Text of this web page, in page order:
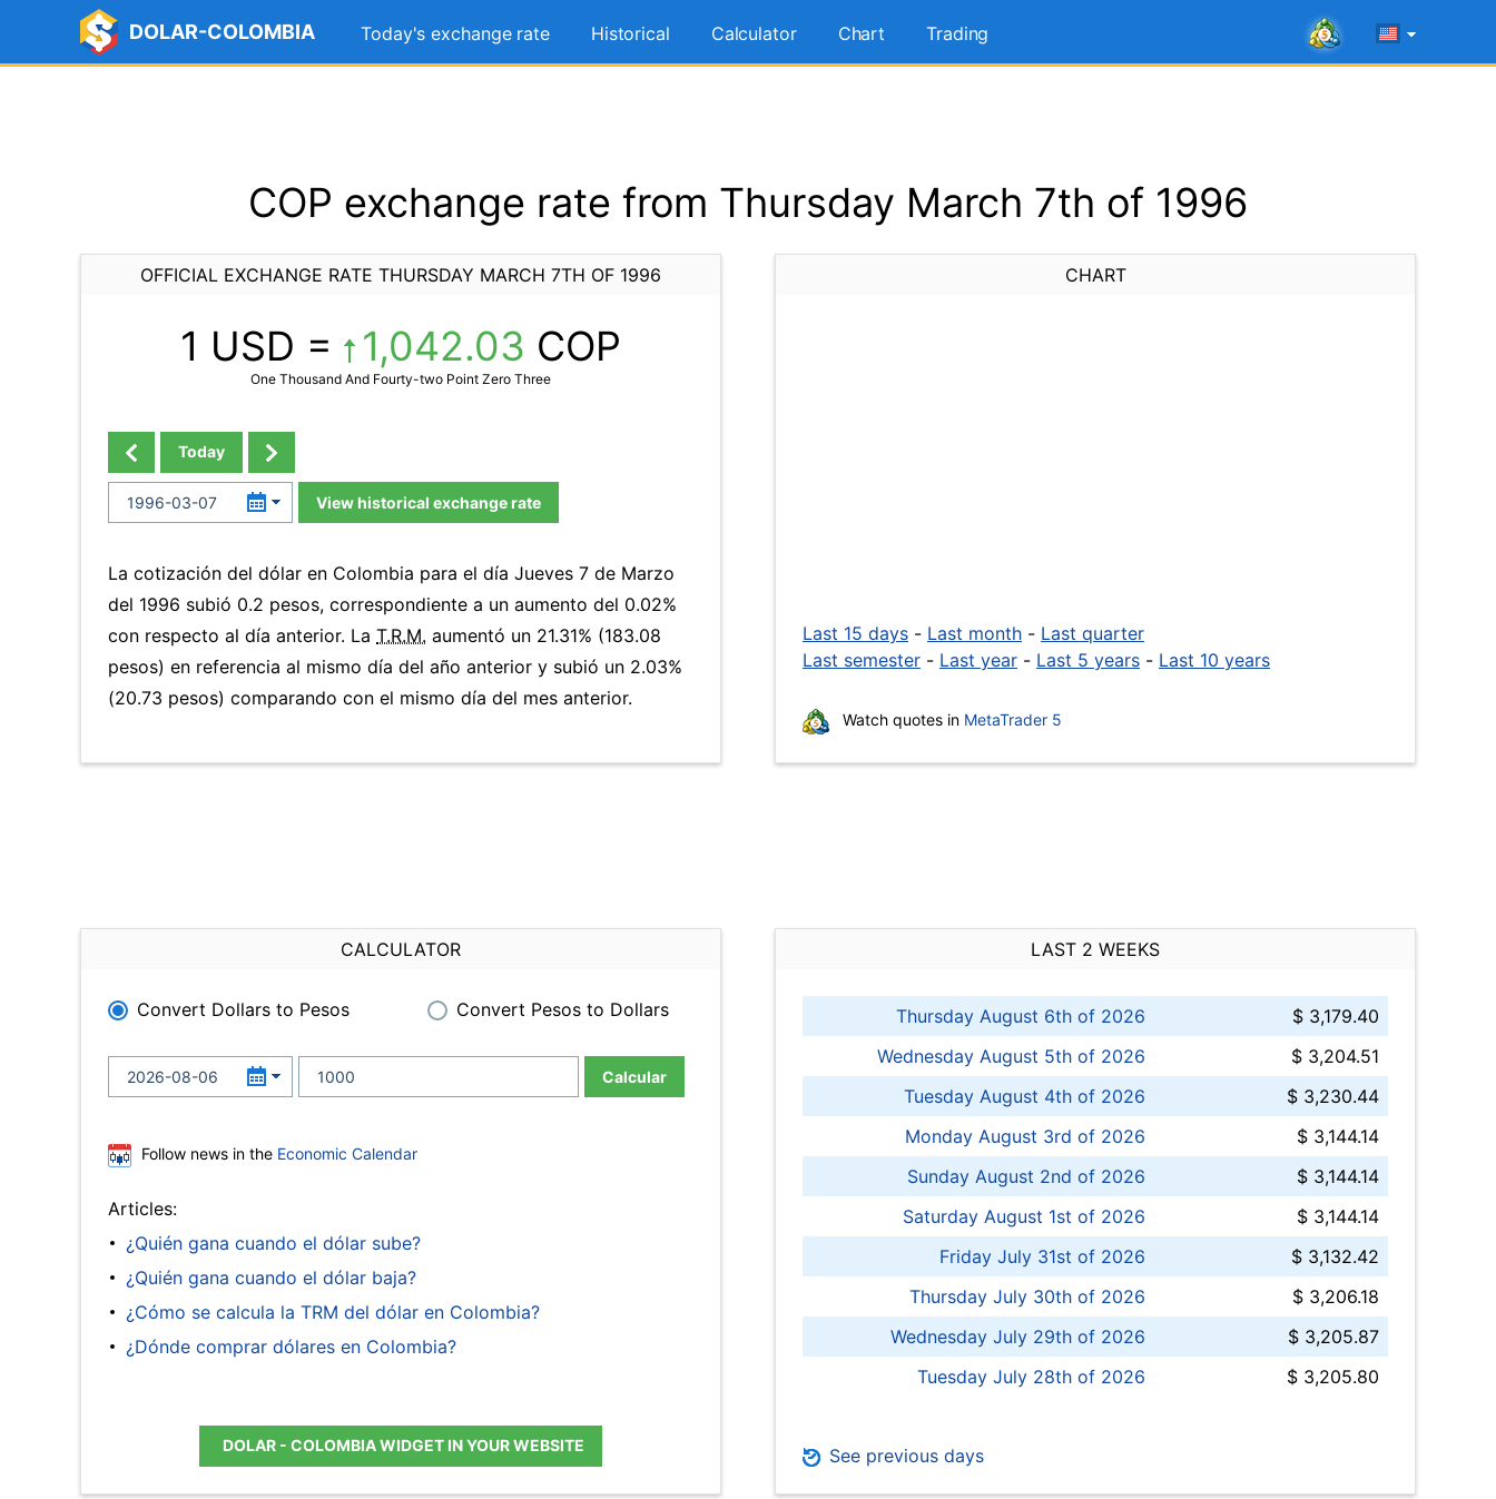
DOLAR-COLOMBIA Today's exchange rate Historical Calculator Chart Trading
COP exchange rate from Thursday March 7th of 1996
OFFICIAL EXCHANGE RATE THURSDAY MARCH 7TH OF 1996
1 USD = 1,042.03 COP
One Thousand And Fourty-two Point Zero Three
Today
View historical exchange rate
La cotización del dólar en Colombia para el día Jueves 7 de Marzo
del 1996 subió 0.2 pesos, correspondiente a un aumento del 0.02%
con respecto al día anterior. La T.R.M. aumentó un 21.31% (183.08
pesos) en referencia al mismo día del año anterior y subió un 2.03%
(20.73 pesos) comparando con el mismo día del mes anterior.
CHART
Last 15 days - Last month - Last quarter
Last semester - Last year - Last 5 years - Last 10 years
Watch quotes in MetaTrader 5
CALCULATOR
Convert Dollars to Pesos Convert Pesos to Dollars
Calcular
Follow news in the Economic Calendar
Articles:
¿Quién gana cuando el dólar sube?
¿Quién gana cuando el dólar baja?
¿Cómo se calcula la TRM del dólar en Colombia?
¿Dónde comprar dólares en Colombia?
DOLAR - COLOMBIA WIDGET IN YOUR WEBSITE
LAST 2 WEEKS
Thursday August 6th of 2026
$ 3,179.40
Wednesday August 5th of 2026
$ 3,204.51
Tuesday August 4th of 2026
$ 3,230.44
Monday August 3rd of 2026
$ 3,144.14
Sunday August 2nd of 2026
$ 3,144.14
Saturday August 1st of 2026
$ 3,144.14
Friday July 31st of 2026
$ 3,132.42
Thursday July 30th of 2026
$ 3,206.18
Wednesday July 29th of 2026
$ 3,205.87
Tuesday July 28th of 2026
$ 3,205.80
See previous days